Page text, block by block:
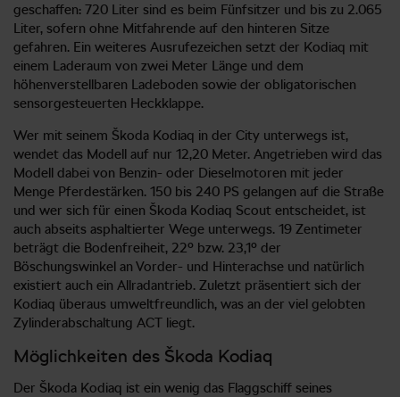
geschaffen: 720 Liter sind es beim Fünfsitzer und bis zu 2.065
Liter, sofern ohne Mitfahrende auf den hinteren Sitze
gefahren. Ein weiteres Ausrufezeichen setzt der Kodiaq mit
einem Laderaum von zwei Meter Länge und dem
höhenverstellbaren Ladeboden sowie der obligatorischen
sensorgesteuerten Heckklappe.
Wer mit seinem Škoda Kodiaq in der City unterwegs ist,
wendet das Modell auf nur 12,20 Meter. Angetrieben wird das
Modell dabei von Benzin- oder Dieselmotoren mit jeder
Menge Pferdestärken. 150 bis 240 PS gelangen auf die Straße
und wer sich für einen Škoda Kodiaq Scout entscheidet, ist
auch abseits asphaltierter Wege unterwegs. 19 Zentimeter
beträgt die Bodenfreiheit, 22° bzw. 23,1° der
Böschungswinkel an Vorder- und Hinterachse und natürlich
existiert auch ein Allradantrieb. Zuletzt präsentiert sich der
Kodiaq überaus umweltfreundlich, was an der viel gelobten
Zylinderabschaltung ACT liegt.
Möglichkeiten des Škoda Kodiaq
Der Škoda Kodiaq ist ein wenig das Flaggschiff seines